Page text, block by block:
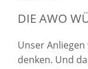
DIE AWO
Unser
denken. Und